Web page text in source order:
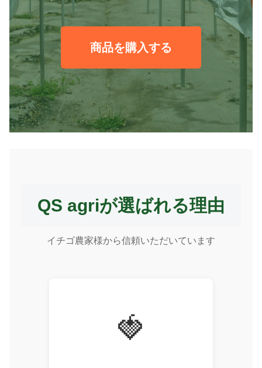
商品を購入する
QS agriが選ばれる理由
イチゴ農家様から信頼いただいています
🍓